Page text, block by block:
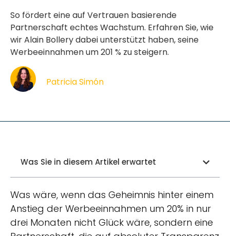
So fördert eine auf Vertrauen basierende
Partnerschaft echtes Wachstum. Erfahren Sie, wie
wir Alain Bollery dabei unterstützt haben, seine
Werbeeinnahmen um 201 % zu steigern.
Patricia Simón
Was Sie in diesem Artikel erwartet
Was wäre, wenn das Geheimnis hinter einem
Anstieg der Werbeeinnahmen um 20% in nur
drei Monaten nicht Glück wäre, sondern eine